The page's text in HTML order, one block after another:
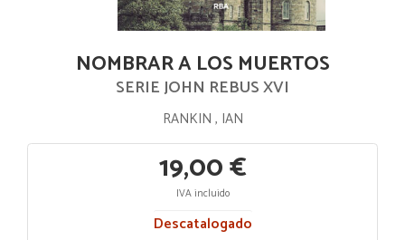
NOMBRAR A LOS MUERTOS
SERIE JOHN REBUS XVI
RANKIN , IAN
19,00 €
IVA incluido
Descatalogado